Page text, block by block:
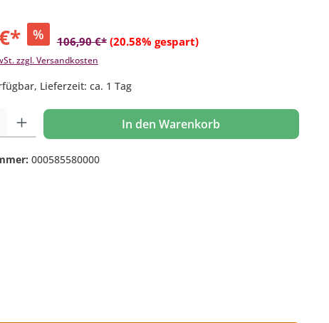
% 106,90 €* (20.58% gespart)
zzgl. Versandkosten
Lieferzeit: ca. 1 Tag
Gib den gewünschten Wert ein oder benutze die Schaltflächen um die
In den Warenkorb
000585580000